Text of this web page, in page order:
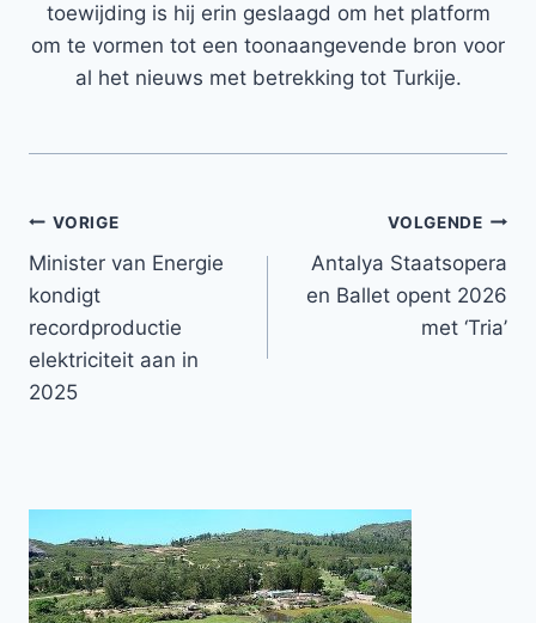
toewijding is hij erin geslaagd om het platform
om te vormen tot een toonaangevende bron voor
al het nieuws met betrekking tot Turkije.
Bericht
navigatie
VORIGE
Minister van Energie
kondigt
recordproductie
elektriciteit aan in
2025
VOLGENDE
Antalya Staatsopera
en Ballet opent 2026
met ‘Tria’